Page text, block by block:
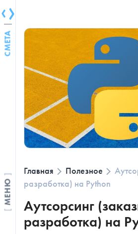
Главная Полезное
разработка) на Python
Аутсорсинг
разработка) на
СМЕТА
МЕНЮ